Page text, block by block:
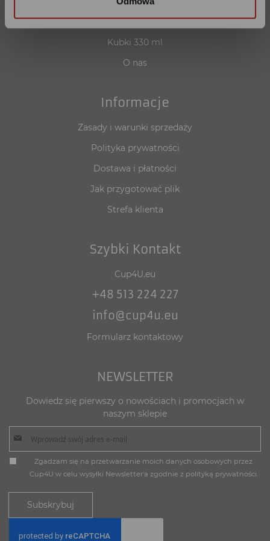
Kubki 200 ml
Kubki 330 ml
O nas
Informacje
Zasady i warunki sprzedaży
Polityka prywatności
Dostawa i płatności
Jak przygotować plik
Strefa klienta
Szybki Kontakt
Cup4U.eu
+48 513 224 227
info@cup4u.eu
Formularz kontaktowy
NEWSLETTER
Dowiedz się pierwszy o nowościach i promocjach w
naszym sklepie
R
e
Zgadzam się na przetwarzanie moich danych osobowych przez
Cup4U w celu wysyłki Newsletter'a zgodnie z polityką prywatności.
Subskrybuj